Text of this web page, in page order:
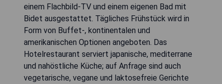
einem Flachbild-TV und einem eigenen Bad mit
Bidet ausgestattet. Tägliches Frühstück wird in
Form von Buffet-, kontinentalen und
amerikanischen Optionen angeboten. Das
Hotelrestaurant serviert japanische, mediterrane
und nahöstliche Küche; auf Anfrage sind auch
vegetarische, vegane und laktosefreie Gerichte